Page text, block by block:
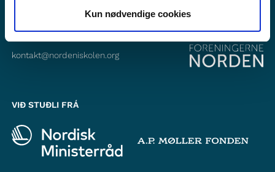
Kun nødvendige cookies
kontakt@nordeniskolen.org
VIÐ STUÐLI FRÁ